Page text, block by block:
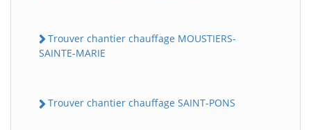
Trouver chantier chauffage MOUSTIERS-
SAINTE-MARIE
Trouver chantier chauffage SAINT-PONS